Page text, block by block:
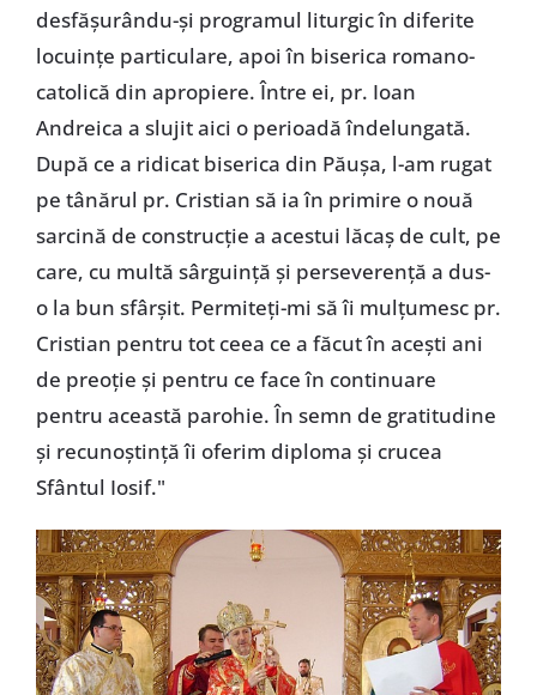
desfăşurându-şi programul liturgic în diferite
locuinţe particulare, apoi în biserica romano-
catolică din apropiere. Între ei, pr. Ioan
Andreica a slujit aici o perioadă îndelungată.
După ce a ridicat biserica din Păuşa, l-am rugat
pe tânărul pr. Cristian să ia în primire o nouă
sarcină de construcţie a acestui lăcaş de cult, pe
care, cu multă sârguinţă şi perseverenţă a dus-
o la bun sfârşit. Permiteţi-mi să îi mulţumesc pr.
Cristian pentru tot ceea ce a făcut în aceşti ani
de preoţie şi pentru ce face în continuare
pentru această parohie. În semn de gratitudine
şi recunoştinţă îi oferim diploma şi crucea
Sfântul Iosif."